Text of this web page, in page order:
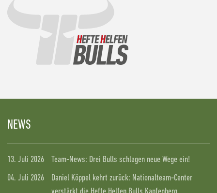
NEWS
13. Juli 2026
Team-News: Drei Bulls schlagen neue Wege ein!
04. Juli 2026
Daniel Köppel kehrt zurück: Nationalteam-Center